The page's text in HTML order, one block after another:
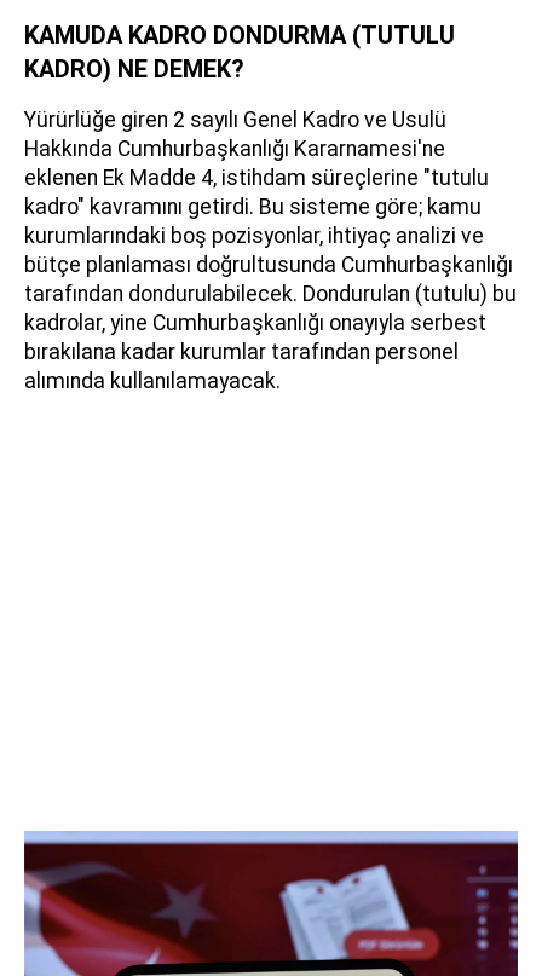
KAMUDA KADRO DONDURMA (TUTULU
KADRO) NE DEMEK?
Yürürlüğe giren 2 sayılı Genel Kadro ve Usulü
Hakkında Cumhurbaşkanlığı Kararnamesi'ne
eklenen Ek Madde 4, istihdam süreçlerine "tutulu
kadro" kavramını getirdi. Bu sisteme göre; kamu
kurumlarındaki boş pozisyonlar, ihtiyaç analizi ve
bütçe planlaması doğrultusunda Cumhurbaşkanlığı
tarafından dondurulabilecek. Dondurulan (tutulu) bu
kadrolar, yine Cumhurbaşkanlığı onayıyla serbest
bırakılana kadar kurumlar tarafından personel
alımında kullanılamayacak.